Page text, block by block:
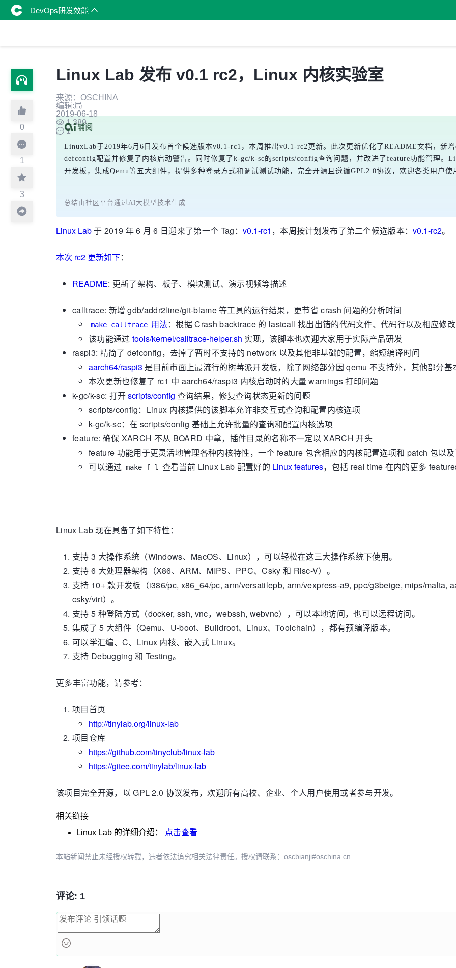
DevOps研发效能
0
1
3
Linux Lab 发布 v0.1 rc2，Linux 内核实验室
来源：OSCHINA
编辑:局
2019-06-18
1,389
1
LinuxLab于2019年6月6日发布首个候选版本v0.1-rc1，本周推出v0.1-rc2更新。此次更新优化了README文档，新
defconfig配置并修复了内核启动警告。同时修复了k-gc/k-sc的scripts/config查询问题，并改进了feature功能管理。
开发板，集成Qemu等五大组件，提供多种登录方式和调试测试功能，完全开源且遵循GPL2.0协议，欢迎各类用户使
总结由社区平台通过AI大模型技术生成
Linux Lab于 2019 年 6 月 6 日迎来了第一个 Tag： v0.1-rc1 ，本周按计划发布了第二个候选版本：v0.1-rc2。
本次 rc2 更新如下：
README: 更新了架构、板子、模块测试、演示视频等描述
calltrace: 新增 gdb/addr2line/git-blame 等工具的运行结果，更节省 crash 问题的分析时间
make calltrace 用法：根据 Crash backtrace 的 lastcall 找出出错的代码文件、代码行以及相应修
该功能通过 tools/kernel/calltrace-helper.sh 实现，该脚本也欢迎大家用于实际产品研发
raspi3: 精简了 defconfig，去掉了暂时不支持的 network 以及其他非基础的配置，缩短编译时间
aarch64/raspi3 是目前市面上最流行的树莓派开发板，除了网络部分因 qemu 不支持外，其他部分基
本次更新也修复了 rc1 中 aarch64/raspi3 内核启动时的大量 warnings 打印问题
k-gc/k-sc: 打开scripts/config 查询结果，修复查询状态更新的问题
scripts/config：Linux 内核提供的该脚本允许非交互式查询和配置内核选项
k-gc/k-sc：在 scripts/config 基础上允许批量的查询和配置内核选项
feature: 确保 XARCH 不从 BOARD 中拿，插件目录的名称不一定以 XARCH 开头
feature 功能用于更灵活地管理各种内核特性，一个 feature 包含相应的内核配置选项和 patch 包以
可以通过 make f-l 查看当前 Linux Lab 配置好的 Linux features，包括 real time 在内的更多
Linux Lab 现在具备了如下特性：
支持 3 大操作系统（Windows、MacOS、Linux），可以轻松在这三大操作系统下使用。
支持 6 大处理器架构（X86、ARM、MIPS、PPC、Csky 和 Risc-V）。
支持 10+ 款开发板（i386/pc, x86_64/pc, arm/versatilepb, arm/vexpress-a9, ppc/g3beige, mips/malta,
csky/virt）。
支持 5 种登陆方式（docker, ssh, vnc，webssh, webvnc），可以本地访问，也可以远程访问。
集成了 5 大组件（Qemu、U-boot、Buildroot、Linux、Toolchain），都有预编译版本。
可以学汇编、C、Linux 内核、嵌入式 Linux。
支持 Debugging 和 Testing。
更多丰富功能，请参考：
项目首页
http://tinylab.org/linux-lab
项目仓库
https://github.com/tinyclub/linux-lab
https://gitee.com/tinylab/linux-lab
该项目完全开源，以 GPL 2.0 协议发布，欢迎所有高校、企业、个人用户使用或者参与开发。
相关链接
Linux Lab 的详细介绍： 点击查看
本站新闻禁止未经授权转载，违者依法追究相关法律责任。授权请联系：oscbianji#oschina.cn
评论: 1